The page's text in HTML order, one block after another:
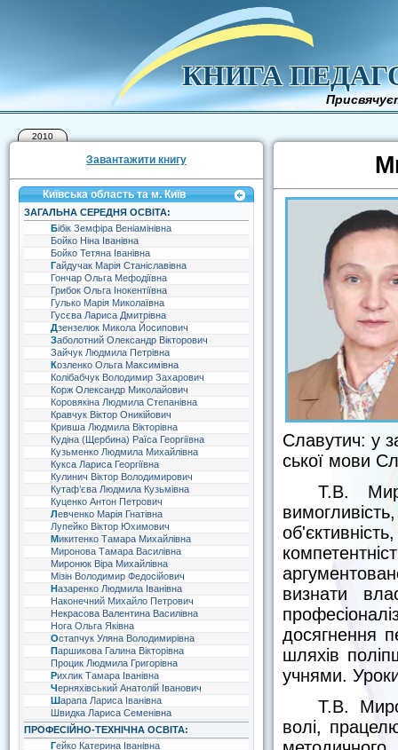
КНИГА
2010
Завантажити книгу
Київська область та м. Київ
ЗАГАЛЬНА СЕРЕДНЯ ОСВІТА:
Бібік Земфіра Веніамінівна
Бойко Ніна Іванівна
Бойко Тетяна Іванівна
Гайдучак Марія Станіславівна
Гончар Ольга Мефодіївна
Грибок Ольга Інокентіївна
Гулько Марія Миколаївна
Гусєва Лариса Дмитрівна
Дзензелюк Микола Йосипович
Заболотний Олександр Вікторович
Зайчук Людмила Петрівна
Козленко Ольга Максимівна
Колібабчук Володимир Захарович
Корж Олександр Миколайович
Коровякіна Людмила Степанівна
Кравчук Віктор Оникійович
Кривша Людмила Вікторівна
Кудіна (Щербина) Раїса Георгіївна
Кузьменко Людмила Михайлівна
Кукса Лариса Георгіївна
Кулинич Віктор Володимирович
Кутаф’єва Людмила Кузьмівна
Куценко Антон Петрович
Левченко Марія Гнатівна
Лупейко Віктор Юхимович
Микитенко Тамара Михайлівна
Миронова Тамара Василівна
Миронюк Віра Михайлівна
Мізін Володимир Федосійович
Назаренко Людмила Іванівна
Наконечний Михайло Петрович
Некрасова Валентина Василівна
Нога Ольга Яківна
Остапчук Уляна Володимирівна
Паршикова Галина Вікторівна
Процик Людмила Григорівна
Рихлик Тамара Іванівна
Черняхівський Анатолій Іванович
Шарапа Лариса Іванівна
Швидка Лариса Семенівна
ПРОФЕСІЙНО-ТЕХНІЧНА ОСВІТА:
Гейко Катерина Іванівна
Славутич: у
ської мови
Т.В.
визнати
досягнення
шляхів
учнями.
Т.В.
волі,